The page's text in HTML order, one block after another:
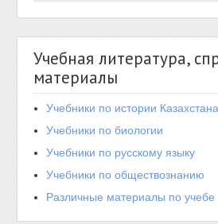
Учебная литература,
материалы
Учебники по истории Казахстана
Учебники по биологии
Учебники по русскому языку
Учебники по обществознанию
Различные материалы по учебе